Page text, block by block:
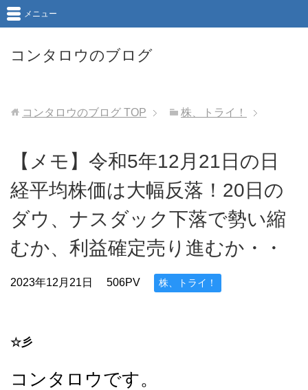
コンタロウのブログ
メニュー
コンタロウのブログ TOP 株、トライ！
【メモ】令和5年12月21日の日
経平均株価は大幅反落！20日の
ダウ、ナスダック下落で勢い縮
むか、利益確定売り進むか・・
2023年12月21日 506PV 株、トライ！
☆彡
コンタロウです。